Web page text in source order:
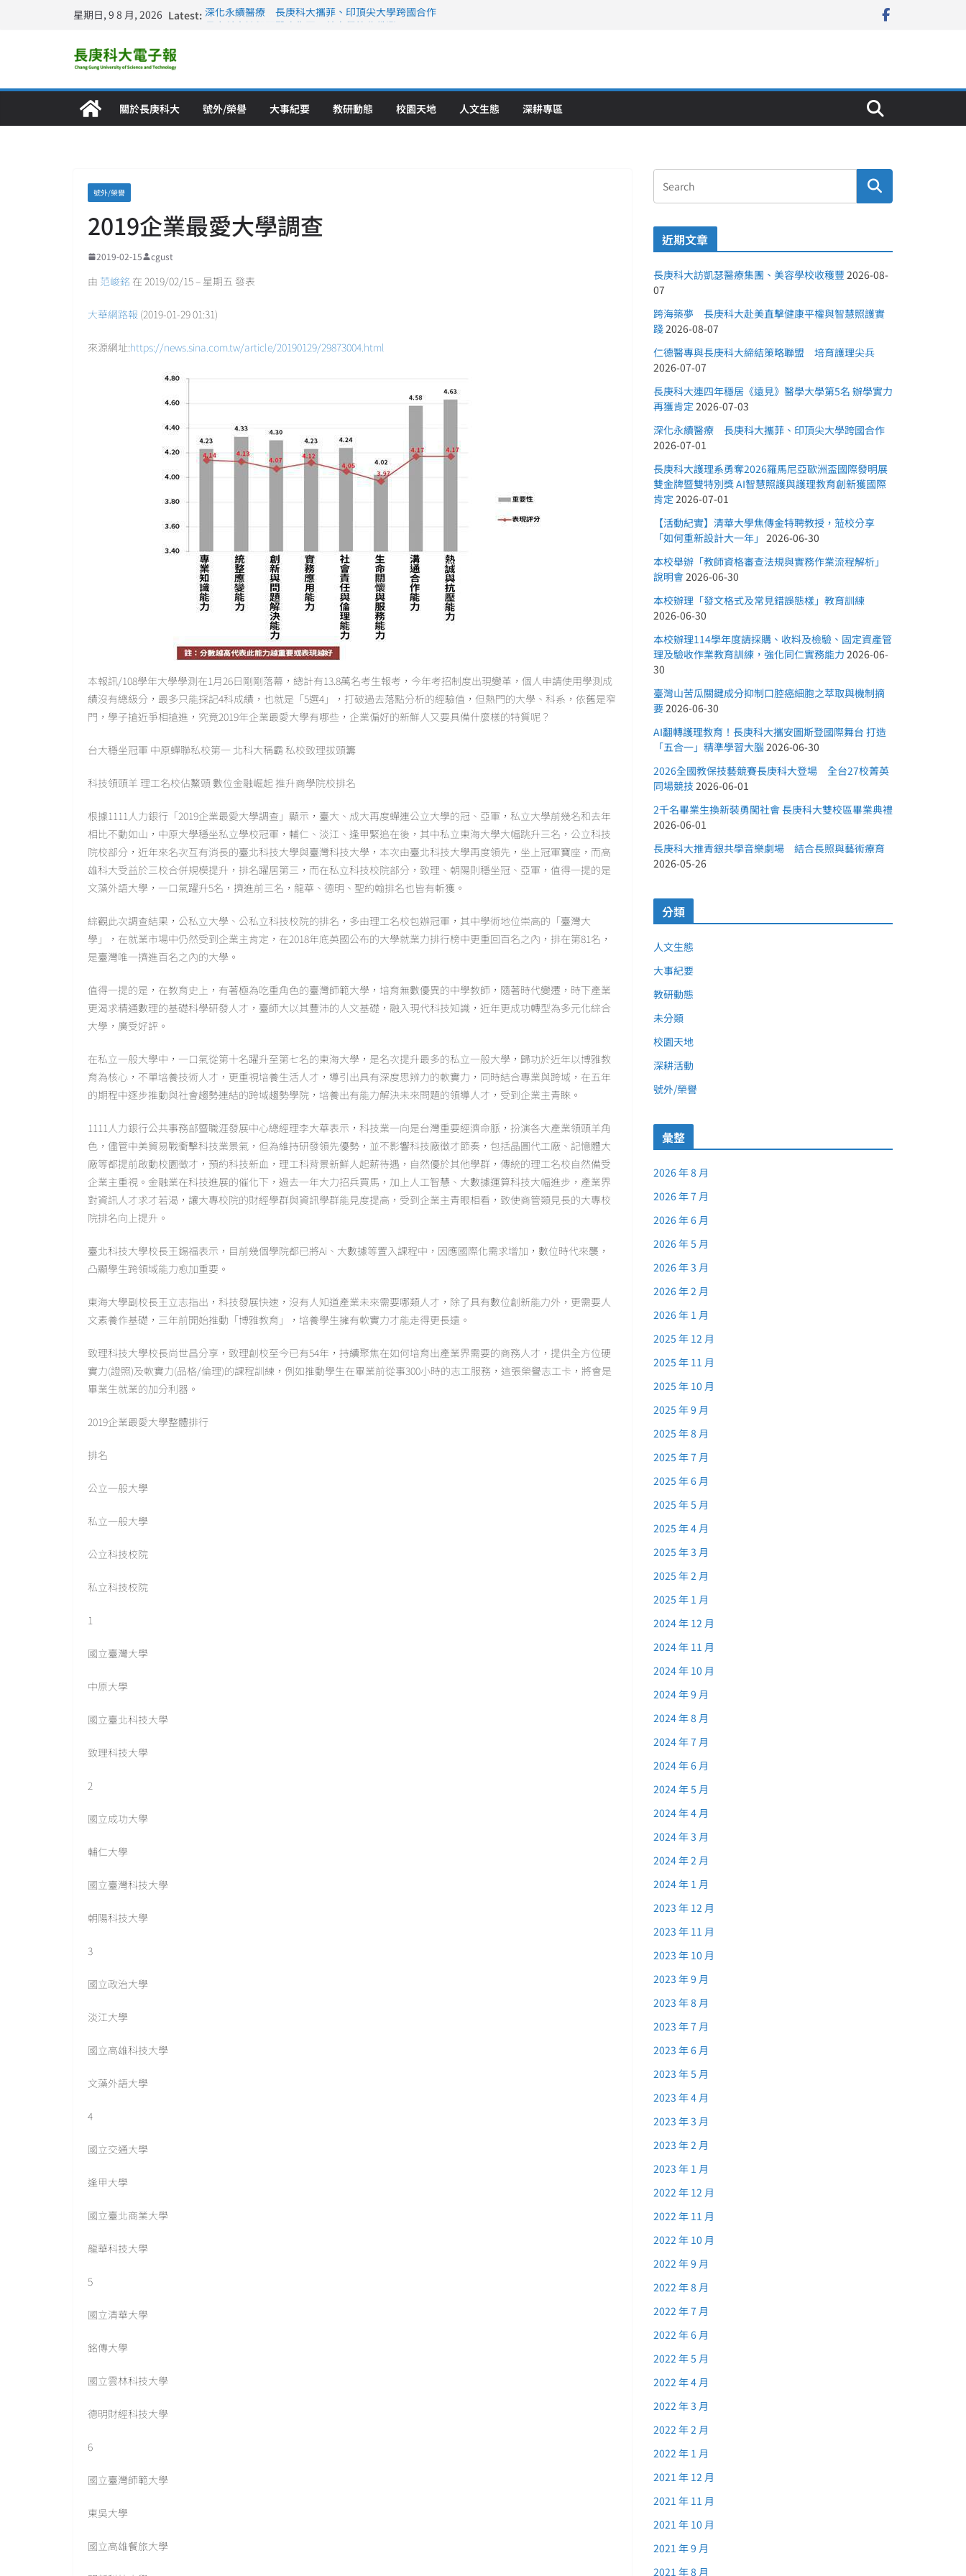
星期日, 9 8 月, 2026 Latest: 深化永續醫療 長庚科大攜菲、印頂尖大學跨國合作
關於長庚科大 號外/榮譽 大事紀要 教研動態 校園天地 人文生態 深耕專區
號外/榮譽
2019企業最愛大學調查
2019-02-15 cgust
由 范峻銘 在 2019/02/15 – 星期五 發表
大華網路報 (2019-01-29 01:31)
來源網址:https://news.sina.com.tw/article/20190129/29873004.html
本報訊/108學年大學學測在1月26日剛剛落幕，總計有13.8萬名考生報考，今年考招制度出現變革，個人申請使用學測成
績沒有總級分，最多只能採記4科成績，也就是「5選4」，打破過去落點分析的經驗值，但熱門的大學、科系，依舊是窄
門，學子搶近爭相搶進，究竟2019年企業最愛大學有哪些，企業偏好的新鮮人又要具備什麼樣的特質呢？
台大穩坐冠軍 中原蟬聯私校第一 北科大稱霸 私校致理拔頭籌
科技領頭羊 理工名校佔鰲頭 數位金融崛起 推升商學院校排名
根據1111人力銀行「2019企業最愛大學調查」顯示，臺大、成大再度蟬連公立大學的冠、亞軍，私立大學前幾名和去年
相比不動如山，中原大學穩坐私立學校冠軍，輔仁、淡江、逢甲緊追在後，其中私立東海大學大幅跳升三名，公立科技
院校部分，近年來名次互有消長的臺北科技大學與臺灣科技大學，本次由臺北科技大學再度領先，坐上冠軍寶座，而高
雄科大受益於三校合併規模提升，排名躍居第三，而在私立科技校院部分，致理、朝陽則穩坐冠、亞軍，值得一提的是
文藻外語大學，一口氣躍升5名，擠進前三名，龍華、德明、聖約翰排名也皆有斬獲。
綜觀此次調查結果，公私立大學、公私立科技校院的排名，多由理工名校包辦冠軍，其中學術地位崇高的「臺灣大
學」，在就業市場中仍然受到企業主肯定，在2018年底英國公布的大學就業力排行榜中更重回百名之內，排在第81名，
是臺灣唯一擠進百名之內的大學。
值得一提的是，在教育史上，有著極為吃重角色的臺灣師範大學，培育無數優異的中學教師，隨著時代變遷，時下產業
更渴求精通數理的基礎科學研發人才，臺師大以其豐沛的人文基礎，融入現代科技知識，近年更成功轉型為多元化綜合
大學，廣受好評。
在私立一般大學中，一口氣從第十名躍升至第七名的東海大學，是名次提升最多的私立一般大學，歸功於近年以博雅教
育為核心，不單培養技術人才，更重視培養生活人才，導引出具有深度思辨力的軟實力，同時結合專業與跨域，在五年
的期程中逐步推動與社會趨勢連結的跨域趨勢學院，培養出有能力解決未來問題的領導人才，受到企業主青睞。
1111人力銀行公共事務部暨職涯發展中心總經理李大華表示，科技業一向是台灣重要經濟命脈，扮演各大產業領頭羊角
色，儘管中美貿易戰衝擊科技業景氣，但為維持研發領先優勢，並不影響科技廠徵才節奏，包括晶圓代工廠、記憶體大
廠等都提前啟動校園徵才，預約科技新血，理工科背景新鮮人起薪待遇，自然優於其他學群，傳統的理工名校自然備受
企業主重視。金融業在科技進展的催化下，過去一年大力招兵買馬，加上人工智慧、大數據運算科技大幅進步，產業界
對資訊人才求才若渴，讓大專校院的財經學群與資訊學群能見度提高，受到企業主青眼相看，致使商管類見長的大專校
院排名向上提升。
臺北科技大學校長王錫福表示，目前幾個學院都已將Ai、大數據等置入課程中，因應國際化需求增加，數位時代來襲，
凸顯學生跨領域能力愈加重要。
東海大學副校長王立志指出，科技發展快速，沒有人知道產業未來需要哪類人才，除了具有數位創新能力外，更需要人
文素養作基礎，三年前開始推動「博雅教育」，培養學生擁有軟實力才能走得更長遠。
致理科技大學校長尚世昌分享，致理創校至今已有54年，持續聚焦在如何培育出產業界需要的商務人才，提供全方位硬
實力(證照)及軟實力(品格/倫理)的課程訓練，例如推動學生在畢業前從事300小時的志工服務，這張榮譽志工卡，將會是
畢業生就業的加分利器。
2019企業最愛大學整體排行
排名
公立一般大學
私立一般大學
公立科技校院
私立科技校院
1
國立臺灣大學
中原大學
國立臺北科技大學
致理科技大學
2
國立成功大學
輔仁大學
國立臺灣科技大學
朝陽科技大學
3
國立政治大學
淡江大學
國立高雄科技大學
文藻外語大學
4
國立交通大學
逢甲大學
國立臺北商業大學
龍華科技大學
5
國立清華大學
銘傳大學
國立雲林科技大學
德明財經科技大學
6
國立臺灣師範大學
東吳大學
國立高雄餐旅大學
近期文章
長庚科大訪凱瑟醫療集團、美容學校收穫豐 2026-08-
07
跨海築夢 長庚科大赴美直擊健康平權與智慧照護實
踐2026-08-07
仁德醫專與長庚科大締結策略聯盟 培育護理尖兵
2026-07-07
長庚科大連四年穩居《遠見》醫學大學第5名 辦學實力
再獲肯定 2026-07-03
深化永續醫療 長庚科大攜菲、印頂尖大學跨國合作
2026-07-01
長庚科大護理系勇奪2026羅馬尼亞歐洲盃國際發明展
雙金牌暨雙特別獎 AI智慧照護與護理教育創新獲國際
肯定 2026-07-01
【活動紀實】清華大學焦傳金特聘教授，蒞校分享
「如何重新設計大一年」 2026-06-30
本校舉辦「教師資格審查法規與實務作業流程解析」
說明會2026-06-30
本校辦理「發文格式及常見錯誤態樣」教育訓練
2026-06-30
本校辦理114學年度請採購、收料及檢驗、固定資產管
理及驗收作業教育訓練，強化同仁實務能力 2026-06-
30
臺灣山苦瓜關鍵成分抑制口腔癌細胞之萃取與機制摘
要2026-06-30
AI翻轉護理教育！長庚科大攜安圖斯登國際舞台 打造
「五合一」精準學習大腦 2026-06-30
2026全國教保技藝競賽長庚科大登場 全台27校菁英
同場競技 2026-06-01
2千名畢業生換新裝勇闖社會 長庚科大雙校區畢業典禮
2026-06-01
長庚科大推青銀共學音樂劇場 結合長照與藝術療育
2026-05-26
分類
人文生態
大事紀要
教研動態
未分類
校園天地
深耕活動
號外/榮譽
彙整
2026 年 8 月
2026 年 7 月
2026 年 6 月
2026 年 5 月
2026 年 3 月
2026 年 2 月
2026 年 1 月
2025 年 12 月
2025 年 11 月
2025 年 10 月
2025 年 9 月
2025 年 8 月
2025 年 7 月
2025 年 6 月
2025 年 5 月
2025 年 4 月
2025 年 3 月
2025 年 2 月
2025 年 1 月
2024 年 12 月
2024 年 11 月
2024 年 10 月
2024 年 9 月
2024 年 8 月
2024 年 7 月
2024 年 6 月
2024 年 5 月
2024 年 4 月
2024 年 3 月
2024 年 2 月
2024 年 1 月
2023 年 12 月
2023 年 11 月
2023 年 10 月
2023 年 9 月
2023 年 8 月
2023 年 7 月
2023 年 6 月
2023 年 5 月
2023 年 4 月
2023 年 3 月
2023 年 2 月
2023 年 1 月
2022 年 12 月
2022 年 11 月
2022 年 10 月
2022 年 9 月
2022 年 8 月
2022 年 7 月
2022 年 6 月
2022 年 5 月
2022 年 4 月
2022 年 3 月
2022 年 2 月
2022 年 1 月
2021 年 12 月
2021 年 11 月
2021 年 10 月
2021 年 9 月
2021 年 8 月